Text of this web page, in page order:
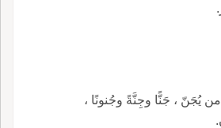
يُجَنّ ، جَنًّا وجِنَّةً وجُنونًا ،